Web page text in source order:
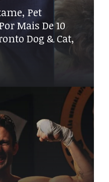
Pet
Mais De 10
Dog & Cat,